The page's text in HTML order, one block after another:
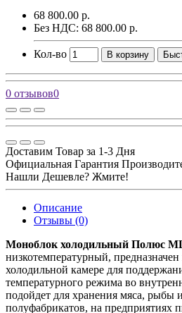
68 800.00 р.
Без НДС: 68 800.00 р.
Кол-во В корзину
0 отзывов0
Доставим Товар за 1-3 Дня
Официальная Гарантия
Нашли Дешевле? Жмите!
Описание
Отзывы (0)
Моноблок холодильный Полюс
низкотемпературный, предназначен
холодильной камере для
температурного режима во
подойдет для хранения мяса, рыбы
полуфабрикатов, на предприятиях